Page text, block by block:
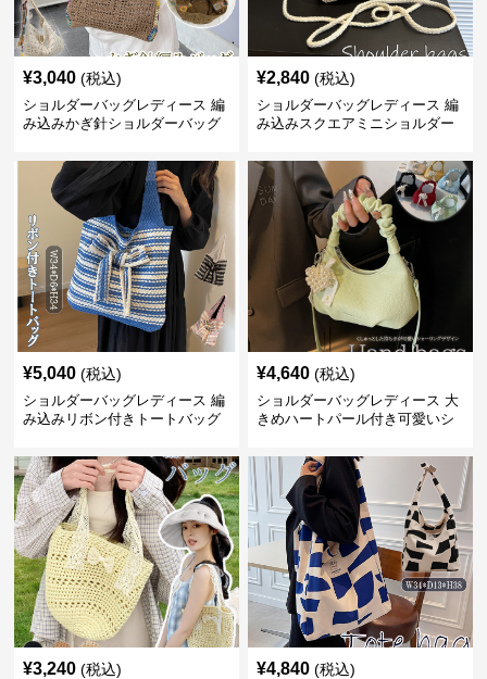
¥3,040 (税込)
ショルダーバッグレディース 編
み込みかぎ針ショルダーバッグ
¥2,840 (税込)
ショルダーバッグレディース 編
み込みスクエアミニショルダー
¥5,040 (税込)
ショルダーバッグレディース 編
み込みリボン付きトートバッグ
¥4,640 (税込)
ショルダーバッグレディース 大
きめハートパール付き可愛いシ
¥3,240 (税込) ¥4,840 (税込)